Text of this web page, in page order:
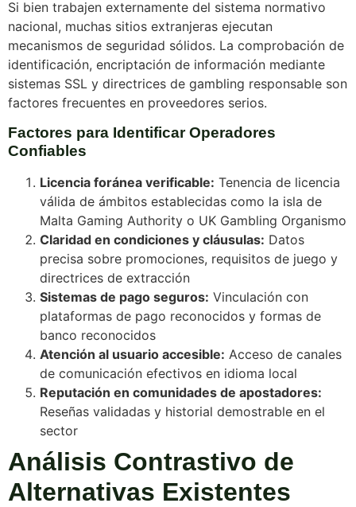
Si bien trabajen externamente del sistema normativo
nacional, muchas sitios extranjeras ejecutan
mecanismos de seguridad sólidos. La comprobación de
identificación, encriptación de información mediante
sistemas SSL y directrices de gambling responsable son
factores frecuentes en proveedores serios.
Factores para Identificar Operadores
Confiables
Licencia foránea verificable: Tenencia de licencia
válida de ámbitos establecidas como la isla de
Malta Gaming Authority o UK Gambling Organismo
Claridad en condiciones y cláusulas: Datos
precisa sobre promociones, requisitos de juego y
directrices de extracción
Sistemas de pago seguros: Vinculación con
plataformas de pago reconocidos y formas de
banco reconocidos
Atención al usuario accesible: Acceso de canales
de comunicación efectivos en idioma local
Reputación en comunidades de apostadores:
Reseñas validadas y historial demostrable en el
sector
Análisis Contrastivo de
Alternativas Existentes